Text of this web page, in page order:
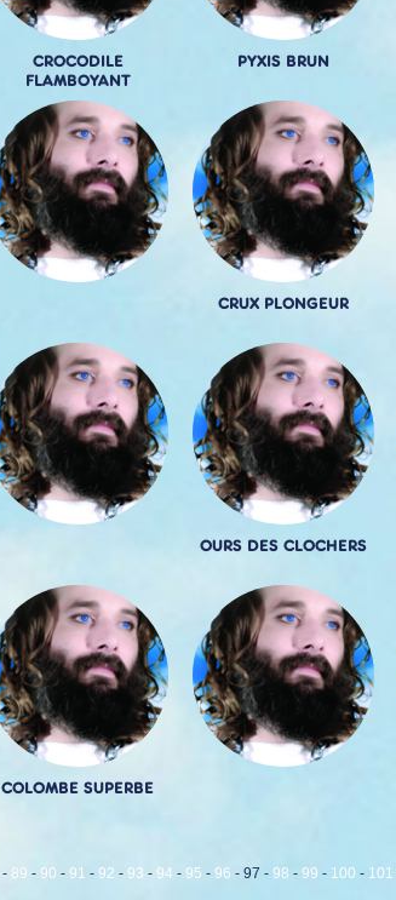
CROCODILE
FLAMBOYANT
PYXIS BRUN
CRUX PLONGEUR
OURS DES CLOCHERS
COLOMBE SUPERBE
- 89 - 90 - 91 - 92 - 93 - 94 - 95 - 96 - 97 - 98 - 99 - 100 - 101